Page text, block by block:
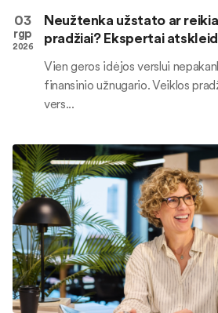
03
rgp
2026
Neužtenka užstato ar
pradžiai? Ekspertai
Vien geros idėjos verslui
finansinio užnugario. Veiklos
vers...